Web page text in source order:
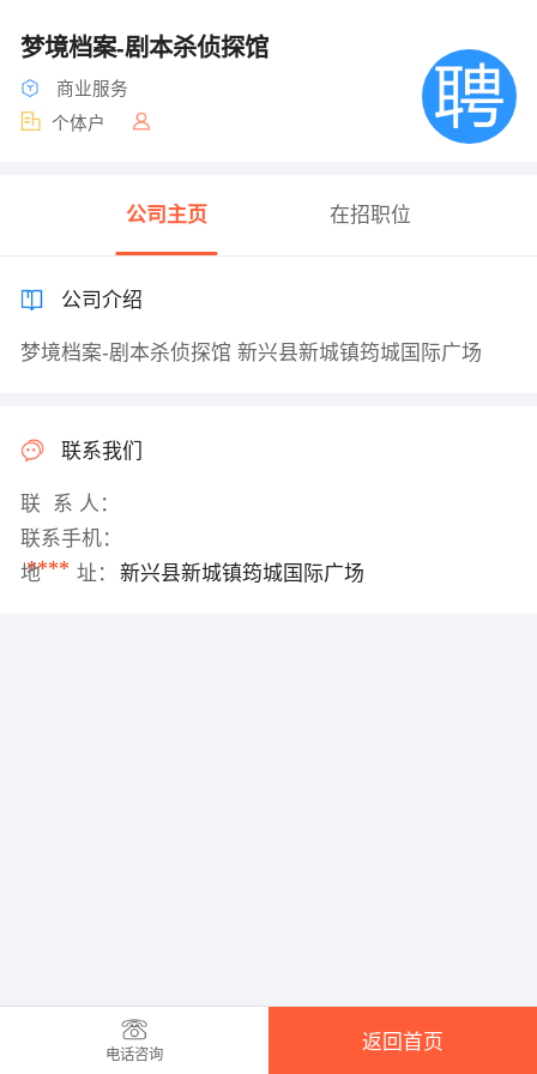
梦境档案-剧本杀侦探馆
商业服务
个体户
公司主页 在招职位
公司介绍
梦境档案-剧本杀侦探馆 新兴县新城镇筠城国际广场
联系我们
联 系 人：
联系手机：
****
地 址： 新兴县新城镇筠城国际广场
电话咨询
返回首页